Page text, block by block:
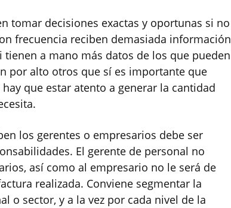
tomar decisiones exactas y oportunas si no
frecuencia reciben demasiada información
a mano más datos de los que pueden
por alto otros que sí es importante que
que estar atento a generar la cantidad
los gerentes o empresarios debe ser
El gerente de personal no
así como al empresario no le será de
realizada. Conviene segmentar la
o sector, y a la vez por cada nivel de la